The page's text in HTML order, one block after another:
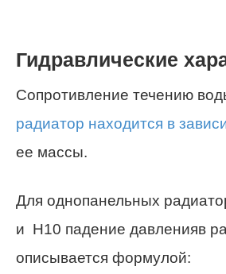
Гидравлические
Cопротивление течению
радиатор находится в
ее массы.
Для однопанельных
и H10 падение давленияв
описывается формулой: